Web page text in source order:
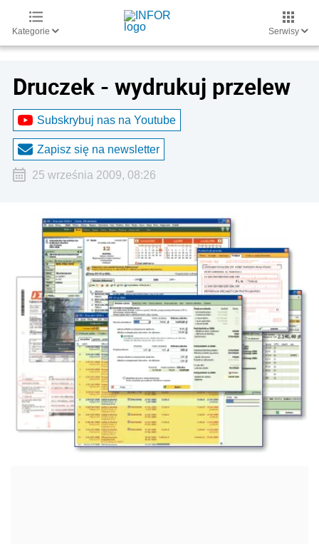
Kategorie Serwisy
Druczek - wydrukuj przelew
Subskrybuj nas na Youtube
Zapisz się na newsletter
25 września 2009, 08:26